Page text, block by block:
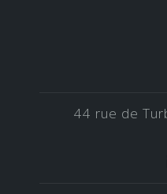
44 rue de